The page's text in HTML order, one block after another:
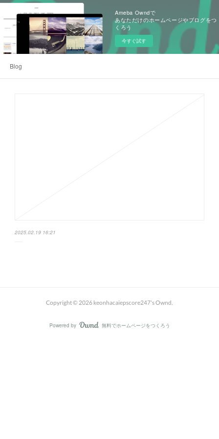
Ameba Owndで
あなただけのホームページやブログをつ
くろう
今すぐ試す
Blog
2025.02.19 16:21
Copyright © 2026 keonhacaiepscore247's Ownd.
Powered by AmebaOwnd
無料でホームページをつくろう